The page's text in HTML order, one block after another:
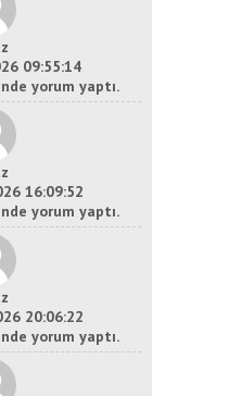
09:55:14
yorum yaptı.
16:09:52
yorum yaptı.
20:06:22
yorum yaptı.